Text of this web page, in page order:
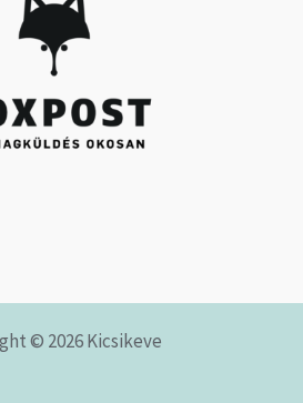
© 2026 Kicsikeve